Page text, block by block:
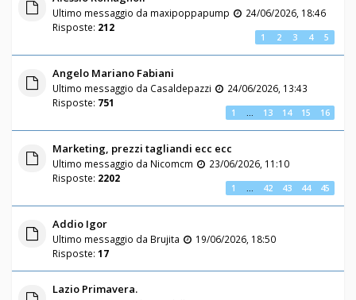
Ultimo messaggio da maxipoppapump
24/06/2026, 18:46
Risposte: 212
1 2 3 4 5
Angelo Mariano Fabiani
Ultimo messaggio da Casaldepazzi
24/06/2026, 13:43
Risposte: 751
1 … 13 14 15 16
Marketing, prezzi tagliandi ecc ecc
Ultimo messaggio da Nicomcm
23/06/2026, 11:10
Risposte: 2202
1 … 42 43 44 45
Addio Igor
Ultimo messaggio da Brujita
19/06/2026, 18:50
Risposte: 17
Lazio Primavera.